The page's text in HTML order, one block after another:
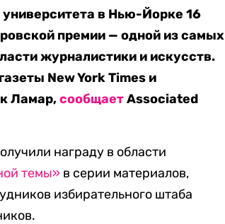
в Нью-Йорке 16
премии — одной из самых
журналистики и искусств.
New York Times и
Ламар,сообщаетAssociated
награду в области
темы» в серии материалов,
избирательного штаба